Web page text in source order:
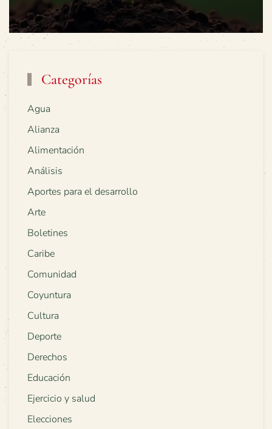
Categorías
Agua
Alianza
Alimentación
Análisis
Aportes para el desarrollo
Arte
Boletines
Caribe
Comunidad
Coyuntura
Cultura
Deporte
Derechos
Educación
Ejercicio y salud
Elecciones